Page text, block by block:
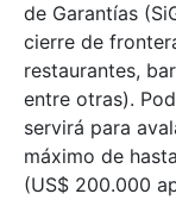
de Garantías
cierre de
restaurantes,
entre otras).
servirá para
máximo de
(US$ 200.000